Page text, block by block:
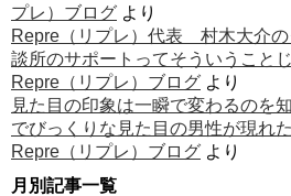
プレ）ブログ より
Repre（リプレ）代表 村木大介の
談所のサポートってそういうこと
Repre（リプレ）ブログ より
見た目の印象は一瞬で変わるのを
でびっくりな見た目の男性が現れ
Repre（リプレ）ブログ より
月別記事一覧